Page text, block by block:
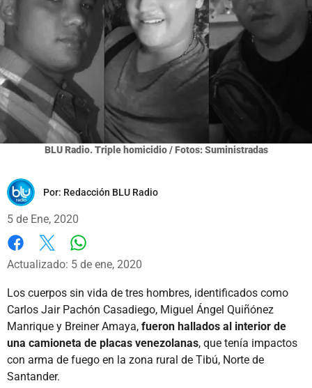
BLU Radio. Triple homicidio / Fotos: Suministradas
Por: Redacción BLU Radio
5 de Ene, 2020
Facebook
X
Actualizado: 5 de ene, 2020
Los cuerpos sin vida de tres hombres, identificados como
Carlos Jair Pachón Casadiego, Miguel Ángel Quiñónez
Manrique y Breiner Amaya, fueron hallados al interior de
una camioneta de placas venezolanas, que tenía impactos
con arma de fuego en la zona rural de Tibú, Norte de
Santander.